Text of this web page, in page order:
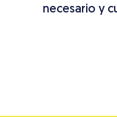
necesario y